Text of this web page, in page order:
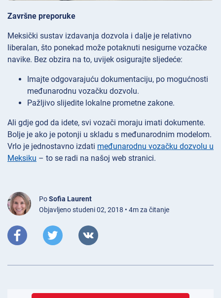
Završne preporuke
Meksički sustav izdavanja dozvola i dalje je relativno
liberalan, što ponekad može potaknuti nesigurne vozačke
navike. Bez obzira na to, uvijek osigurajte sljedeće:
Imajte odgovarajuću dokumentaciju, po mogućnosti
međunarodnu vozačku dozvolu.
Pažljivo slijedite lokalne prometne zakone.
Ali gdje god da idete, svi vozači moraju imati dokumente.
Bolje je ako je potonji u skladu s međunarodnim modelom.
Vrlo je jednostavno izdati međunarodnu vozačku dozvolu u
Meksiku – to se radi na našoj web stranici.
PoSofia Laurent
Objavljeno studeni 02, 2018 • 4m za čitanje